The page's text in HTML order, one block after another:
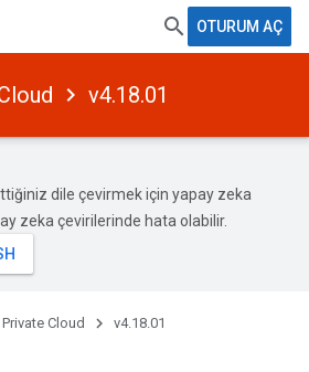
OTURUM AÇ
v4.18.01
dile çevirmek için yapay zeka
zeka çevirilerinde hata olabilir.
Cloud
v4.18.01